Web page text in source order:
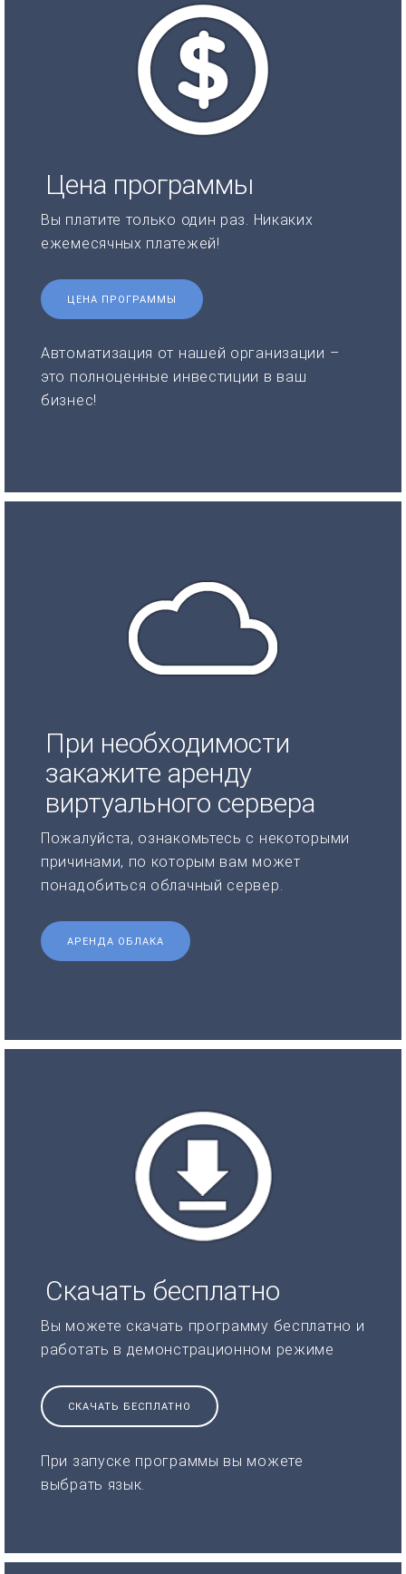
Цена программы
Вы платите только один раз. Никаких
ежемесячных платежей!
ЦЕНА ПРОГРАММЫ
Автоматизация от нашей организации –
это полноценные инвестиции в ваш
бизнес!
При необходимости
закажите аренду
виртуального сервера
Пожалуйста, ознакомьтесь с некоторыми
причинами, по которым вам может
понадобиться облачный сервер.
АРЕНДА ОБЛАКА
Скачать бесплатно
Вы можете скачать программу бесплатно и
работать в демонстрационном режиме
СКАЧАТЬ БЕСПЛАТНО
При запуске программы вы можете
выбрать язык.